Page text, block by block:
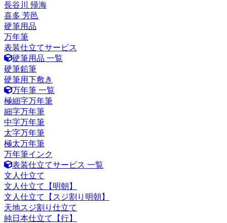
長谷川 帰海
喜多 芳邑
硬筆用品
万年筆
表装仕立てサービス
硬筆用品 一覧
硬筆鉛筆
硬筆用下敷き
万年筆 一覧
極細字万年筆
細字万年筆
中字万年筆
太字万年筆
極太万年筆
万年筆インク
表装仕立てサービス 一覧
文人仕立て
文人仕立て【明朝】
文人仕立て【スジ割り明朝】
天地スジ割り仕立て
純日本仕立て【行】